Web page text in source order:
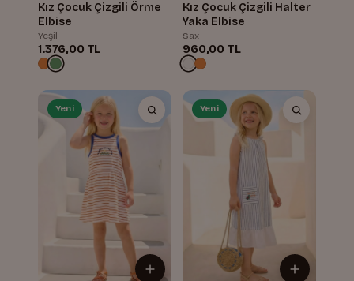
Kız Çocuk Çizgili Örme
Elbise
Yeşil
1.376,00 TL
Kız Çocuk Çizgili Halter
Yaka Elbise
Sax
960,00 TL
Yeni Yeni